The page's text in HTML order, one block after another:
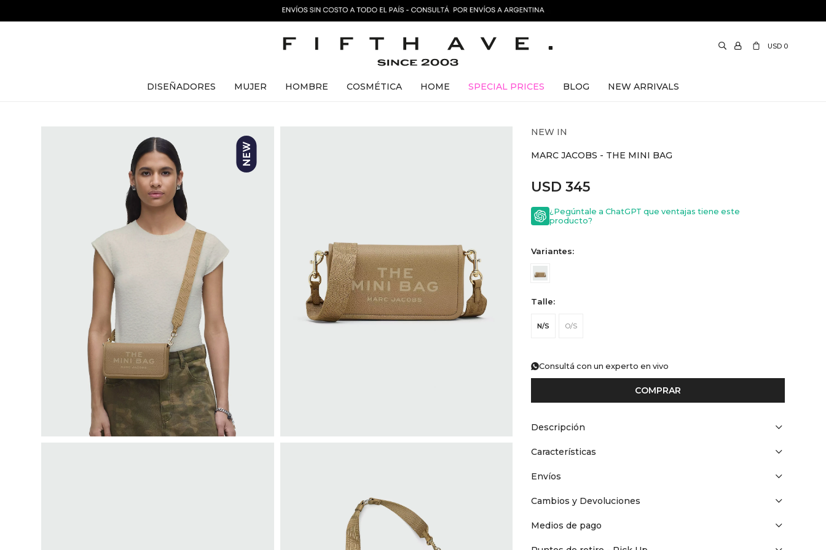
DISEÑADORES MUJER HOMBRE COSMÉTICA HOME SPECIAL PRICES BLOG NEW ARRIVALS
USD 0
NEW IN
MARC JACOBS - THE MINI BAG
USD 345
¿Pegúntale a ChatGPT que ventajas tiene este
producto?
Variantes:
Talle:
N/S O/S
Consultá con un experto en vivo
COMPRAR
Descripción
Características
Envíos
Cambios y Devoluciones
Medios de pago